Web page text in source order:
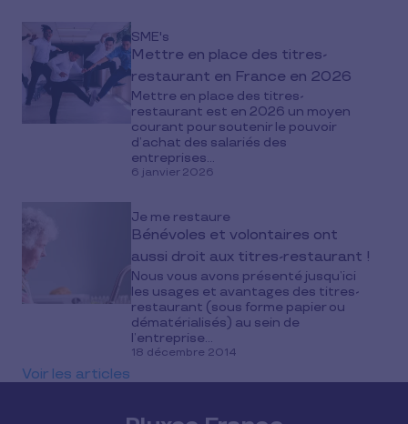
SME's
Mettre en place des titres-
restaurant en France en 2026
Mettre en place des titres-
restaurant est en 2026 un moyen
courant pour soutenir le pouvoir
d’achat des salariés des
entreprises...
6 janvier 2026
Je me restaure
Bénévoles et volontaires ont
aussi droit aux titres-restaurant !
Nous vous avons présenté jusqu’ici
les usages et avantages des titres-
restaurant (sous forme papier ou
dématérialisés) au sein de
l’entreprise...
18 décembre 2014
Voir les articles